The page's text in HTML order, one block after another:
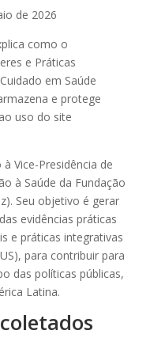
de 2026
como o
e Práticas
em Saúde
e protege
uso do site
Vice-Presidência de
à Saúde da Fundação
Seu objetivo é gerar
evidências práticas
e práticas integrativas
para contribuir para
das políticas públicas,
Latina.